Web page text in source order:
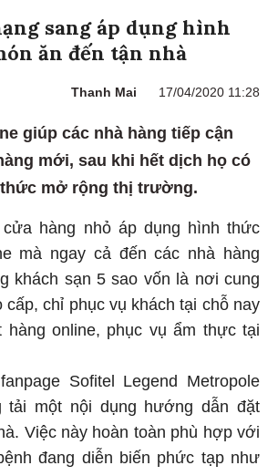
sang áp dụng hình
ăn đến tận nhà
Thanh Mai 17/04/2020 11:28
giúp các nhà hàng tiếp cận
mới, sau khi hết dịch họ có
mở rộng thị trường.
hàng nhỏ áp dụng hình thức
mà ngay cả đến các nhà hàng
khách sạn 5 sao vốn là nơi cung
cấp, chỉ phục vụ khách tại chỗ nay
hàng online, phục vụ ẩm thực tại
Sofitel Legend Metropole
tải một nội dụng hướng dẫn đặt
Việc này hoàn toàn phù hợp với
đang diễn biến phức tạp như